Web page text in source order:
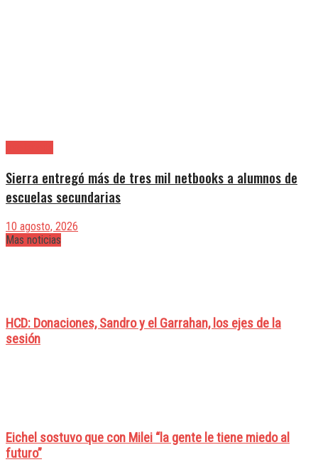
Sierra entregó más de tres mil netbooks a alumnos de
escuelas secundarias
10 agosto, 2026
Mas noticias
HCD: Donaciones, Sandro y el Garrahan, los ejes de la
sesión
Eichel sostuvo que con Milei “la gente le tiene miedo al
futuro”